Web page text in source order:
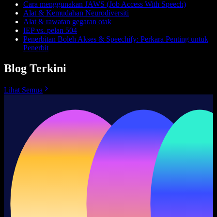
Cara menggunakan JAWS (Job Access With Speech)
Alat & Kemudahan Neurodiversiti
Alat & rawatan gegaran otak
IEP vs. pelan 504
Penerbitan Boleh Akses & Speechify: Perkara Penting untuk
Penerbit
Blog Terkini
Lihat Semua